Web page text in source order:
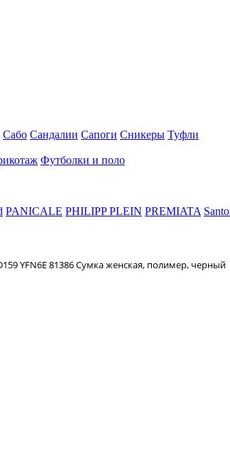
Сабо Сандалии Сапоги Сникеры Туфли
Футболки и поло
PANICALE PHILIPP PLEIN PREMIATA
YFN6E 81386 Сумка женская, полимер, черный